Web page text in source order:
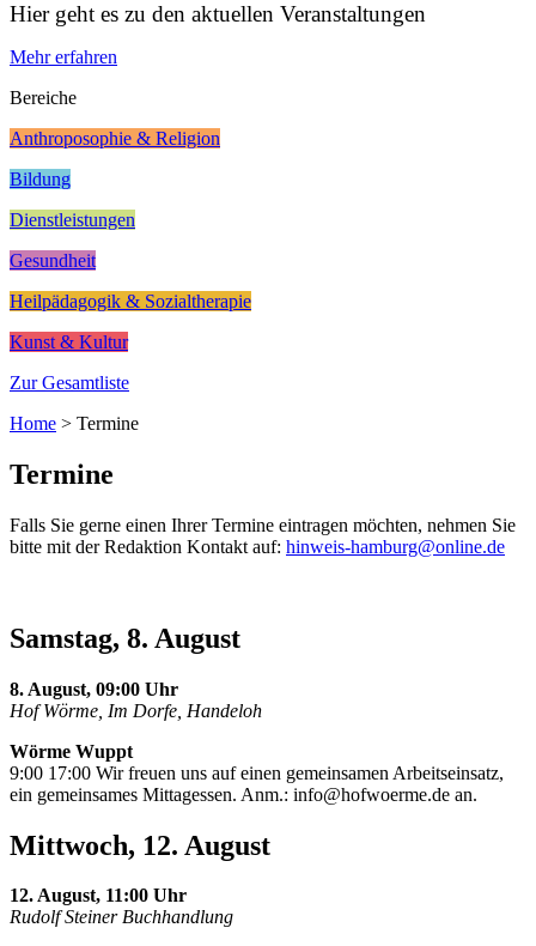
Hier geht es zu den aktuellen Veranstaltungen
Mehr erfahren
Bereiche
Anthroposophie & Religion
Bildung
Dienstleistungen
Gesundheit
Heilpädagogik & Sozialtherapie
Kunst & Kultur
Zur Gesamtliste
Home > Termine
Termine
Falls Sie gerne einen Ihrer Termine eintragen möchten, nehmen Sie
bitte mit der Redaktion Kontakt auf: hinweis-hamburg@online.de
Samstag, 8. August
8. August, 09:00 Uhr
Hof Wörme, Im Dorfe, Handeloh
Wörme Wuppt
9:00 17:00 Wir freuen uns auf einen gemeinsamen Arbeitseinsatz,
ein gemeinsames Mittagessen. Anm.: info@hofwoerme.de an.
Mittwoch, 12. August
12. August, 11:00 Uhr
Rudolf Steiner Buchhandlung